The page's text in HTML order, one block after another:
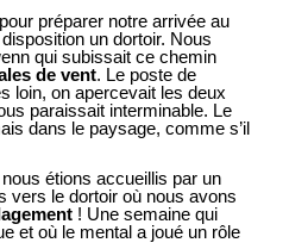
préparer notre arrivée au
un dortoir. Nous
qui subissait ce chemin
de vent. Le poste de
loin, on apercevait les deux
paraissait interminable. Le
dans le paysage, comme s’il
étions accueillis par un
vers le dortoir où nous avons
! Une semaine qui
et où le mental a joué un rôle